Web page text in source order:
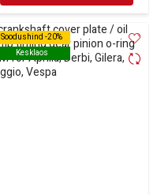
Soodushind -20%
Kesklaos
Soodushind -20%
Kesklaos